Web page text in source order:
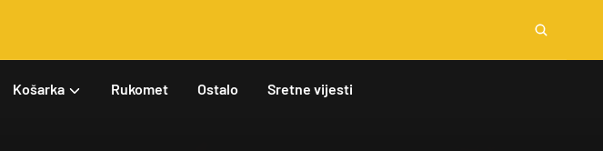
Košarka Rukomet Ostalo Sretne vijesti